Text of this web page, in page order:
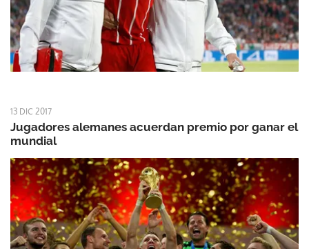
13 DIC 2017
Jugadores alemanes acuerdan premio por ganar el
mundial